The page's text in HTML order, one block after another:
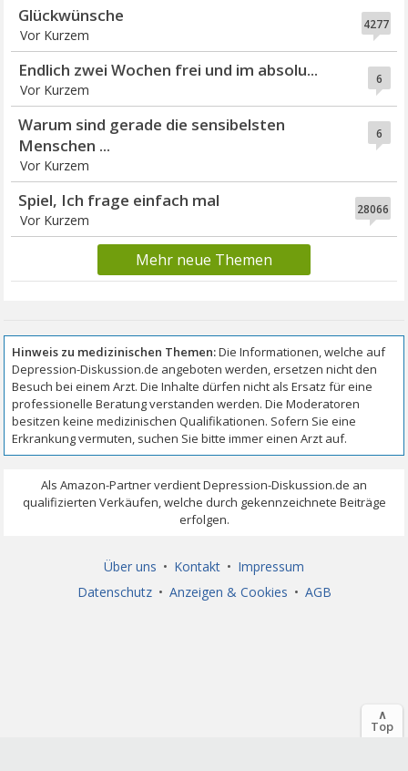
4277
Glückwünsche
Vor Kurzem
6
Endlich zwei Wochen frei und im absolu...
Vor Kurzem
6
Warum sind gerade die sensibelsten
Menschen ...
Vor Kurzem
28066
Spiel, Ich frage einfach mal
Vor Kurzem
Mehr neue Themen
Über uns • Kontakt • Impressum
Datenschutz • Anzeigen & Cookies • AGB
∧
Top